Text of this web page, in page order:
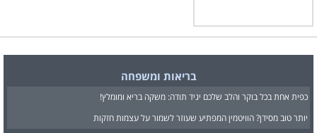
בריאות ומשפחה
כפית אחת בכל בוקר והלב שלכם יגיד תודה: משקה בריא ומומלץ!
יותר טוב מסידן? הוויטמין המפתיע שעוזר לשמור על עצמות חזקות